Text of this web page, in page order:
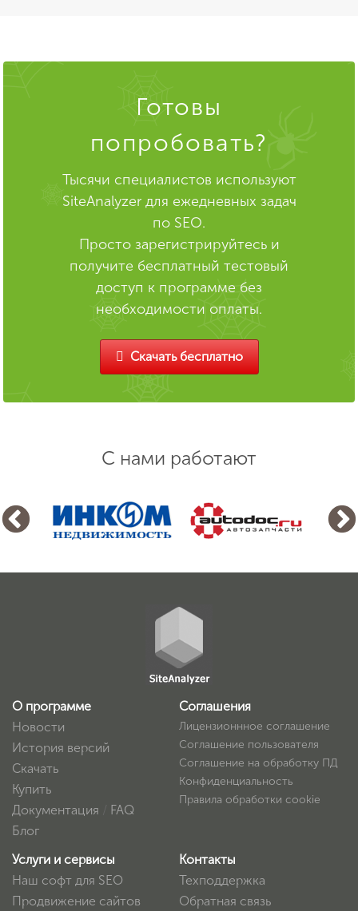
Готовы
попробовать?
Тысячи специалистов используют
SiteAnalyzer для ежедневных задач
по SEO.
Просто зарегистрируйтесь и
получите бесплатный тестовый
доступ к программе без
необходимости оплаты.
Скачать бесплатно
С нами работают
О программе
Новости
История версий
Скачать
Купить
Документация
FAQ
Блог
Соглашения
Лицензионнное соглашение
Соглашение пользователя
Соглашение на обработку ПД
Конфиденциальность
Правила обработки cookie
Услуги и сервисы
Наш софт для SEO
Продвижение сайтов
Контакты
Техподдержка
Обратная связь